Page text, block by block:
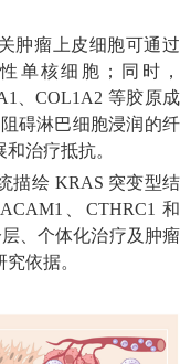
肿瘤上皮细胞可通过
单核细胞；同时，
、COL1A2 等胶原成
碍淋巴细胞浸润的纤
治疗抵抗。
描绘 KRAS 突变型结
、CTHRC1 和
、个体化治疗及肿瘤
依据。